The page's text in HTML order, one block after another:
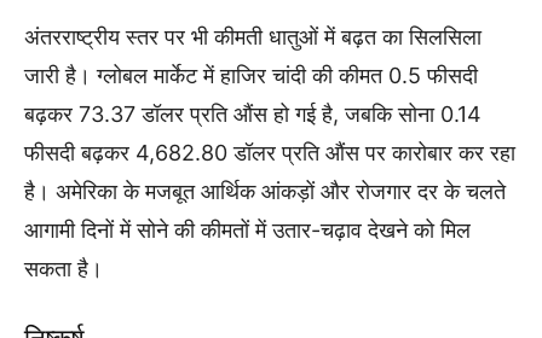
अंतरराष्ट्रीय स्तर पर भी कीमती धातुओं में बढ़त का सिलसिला
जारी है। ग्लोबल मार्केट में हाजिर चांदी की कीमत 0.5 फीसदी
बढ़कर 73.37 डॉलर प्रति औंस हो गई है, जबकि सोना 0.14
फीसदी बढ़कर 4,682.80 डॉलर प्रति औंस पर कारोबार कर रहा
है। अमेरिका के मजबूत आर्थिक आंकड़ों और रोजगार दर के चलते
आगामी दिनों में सोने की कीमतों में उतार-चढ़ाव देखने को मिल
सकता है।